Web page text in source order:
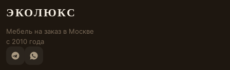
ЭКОЛЮКС
Мебель на заказ в Москве
с 2010 года